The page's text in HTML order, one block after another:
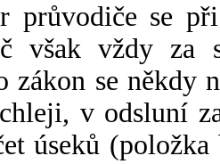
průvodiče se
však vždy za
zákon se někdy
v odsluní
úseků